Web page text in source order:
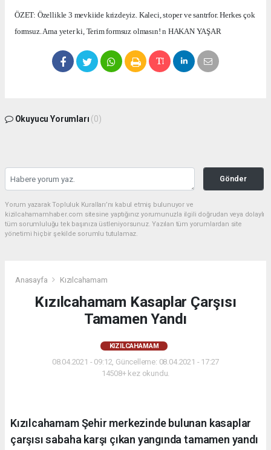
ÖZET: Özellikle 3 mevkiide krizdeyiz. Kaleci, stoper ve santrfor. Herkes çok
formsuz. Ama yeter ki, Terim formsuz olmasın! n HAKAN YAŞAR
Okuyucu Yorumları (0)
Gönder
Yorum yazarak Topluluk Kuralları’nı kabul etmiş bulunuyor ve
kizilcahamamhaber.com sitesine yaptığınız yorumunuzla ilgili doğrudan veya dolaylı
tüm sorumluluğu tek başınıza üstleniyorsunuz. Yazılan tüm yorumlardan site
yönetimi hiçbir şekilde sorumlu tutulamaz.
Anasayfa Kızılcahamam
Kızılcahamam Kasaplar Çarşısı
Tamamen Yandı
KIZILCAHAMAM
08.04.2021 - 09:12, Güncelleme: 08.04.2021 - 17:27
14508+ kez okundu.
Kızılcahamam Şehir merkezinde bulunan kasaplar
çarşısı sabaha karşı çıkan yangında tamamen yandı